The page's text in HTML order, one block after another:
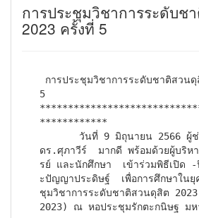
ประกันคุณภาพ
การประชุมวิชาการระดับช
2023 ครั้งที่ 5
5
************
ดร.ศุภาวีร์  มากดี พร้อมด้วยผู้บริห
รย์ และนักศึกษา  เข้าร่วมพิธีเปิด
ะปัญญาประดิษฐ์  เพื่อการศึกษาใน
ชุมวิชาการระดับชาติสวนดุสิต
2023) ณ หอประชุมรักตะกนิษฐ มห